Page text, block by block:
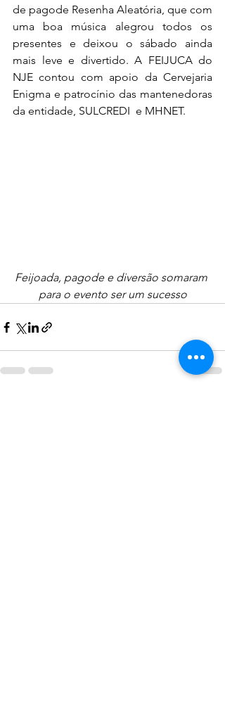
de pagode Resenha Aleatória, que com
uma boa música alegrou todos os
presentes e deixou o sábado ainda
mais leve e divertido. A FEIJUCA do
NJE contou com apoio da Cervejaria
Enigma e patrocínio das mantenedoras
da entidade, SULCREDI  e MHNET.
Feijoada, pagode e diversão somaram
para o evento ser um sucesso